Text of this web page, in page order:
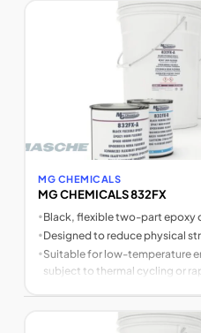
MG CHEMICALS
MG CHEMICALS 832FX
•Black, flexible two-part epoxy
•Designed to reduce physical
•Suitable for low-temperature
subject to thermal cycling or